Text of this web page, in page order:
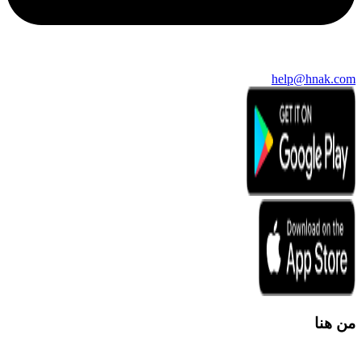
help@hnak.com
من هنا